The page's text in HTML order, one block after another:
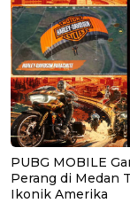
PUBG MOBILE
Perang di Medan
Ikonik Amerika